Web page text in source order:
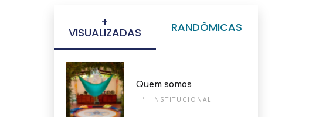
+
VISUALIZADAS RANDÔMICAS
Quem somos
INSTITUCIONAL